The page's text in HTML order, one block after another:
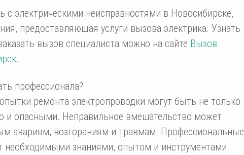
с электрическими неисправностями в Новосибирске,
предоставляющая услуги вызова электрика. Узнать
вызов специалиста можно на сайте Вызов
.
профессионала?
ремонта электропроводки могут быть не только
и опасными. Неправильное вмешательство может
авариям, возгораниям и травмам. Профессиональные
необходимыми знаниями, опытом и инструментами